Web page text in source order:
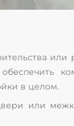
или
в целом.
или